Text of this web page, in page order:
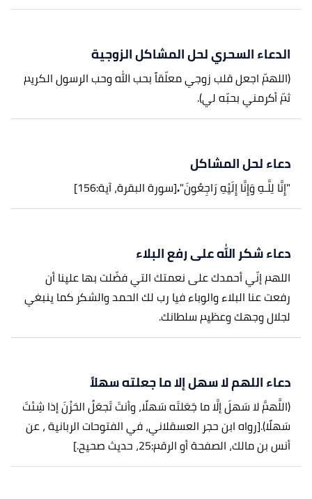
الدعاء السحري لحل المشاكل الزوجية
(اللهمّ اجعل قلب زوجي معلّقاً بحب الله وحب الرسول الكريم
ثمّ أكرمني بحبّه لي).
دعاء لحل المشاكل
"إِنَّا لِلَّـهِ وَإِنَّا إِلَيْهِ رَاجِعُونَ".[سورة البقرة، آية:156]
دعاء شكر الله على رفع البلاء
اللهم إنّي أحمدك على نعمتك التي فضّلت بها علينا أن
رفعت عنا البلاء والوباء فيا رب لك الحمد والشكر كما ينبغي
لجلال وجهك وعظيم سلطانك.
دعاء اللهم لا سهل إلا ما جعلته سهلاً
(اللَّهمَّ لا سَهلَ إلَّا ما جَعَلتَه سَهلًا، وأنتَ تَجعَلُ الحَزْنَ إذا شِئتَ
سَهلًا).[رواه ابن حجر العسقلاني، في الفتوحات الربانية ، عن
أنس بن مالك، الصفحة أو الرقم:25، حديث صحيح.]